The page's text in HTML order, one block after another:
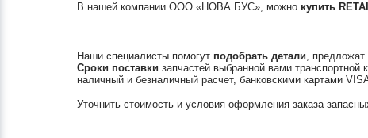
В нашей компании ООО «НОВА БУС», можно купить
Наши специалисты помогут подобрать детали, предложат
Сроки поставки запчастей выбранной вами транспортной
наличный и безналичный расчет, банковскими картами
Уточнить стоимость и условия оформления заказа